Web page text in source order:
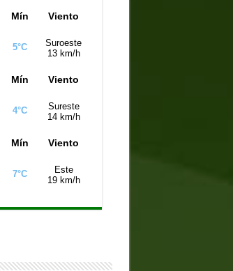
Mín Viento
5°C
Suroeste
13 km/h
Mín Viento
4°C
Sureste
14 km/h
Mín Viento
7°C
Este
19 km/h